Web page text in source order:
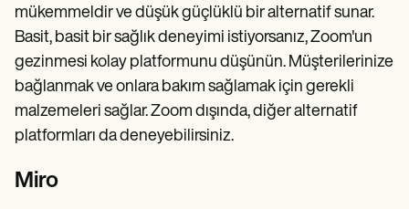
mükemmeldir ve düşük güçlüklü bir alternatif sunar.
Basit, basit bir sağlık deneyimi istiyorsanız, Zoom'un
gezinmesi kolay platformunu düşünün. Müşterilerinize
bağlanmak ve onlara bakım sağlamak için gerekli
malzemeleri sağlar. Zoom dışında, diğer alternatif
platformları da deneyebilirsiniz.
Miro